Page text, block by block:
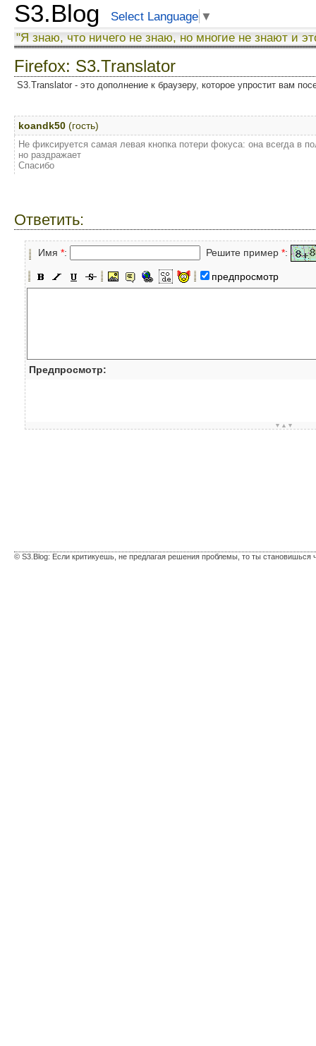
S3.Blog Select Language ▼
"Я знаю, что ничего не знаю, но многие не знают и
Firefox: S3.Translator
S3.Translator - это дополнение к браузеру, которое упростит вам
koandk50 (гость)
Не фиксируется самая левая кнопка потери фокуса: она всегда в
но раздражает
Спасибо
Ответить:
Имя *: Решите пример *:
предпросмотр
Предпросмотр:
▼▲▼
© S3.Blog: Если критикуешь, не предлагая решения проблемы, то ты становишься